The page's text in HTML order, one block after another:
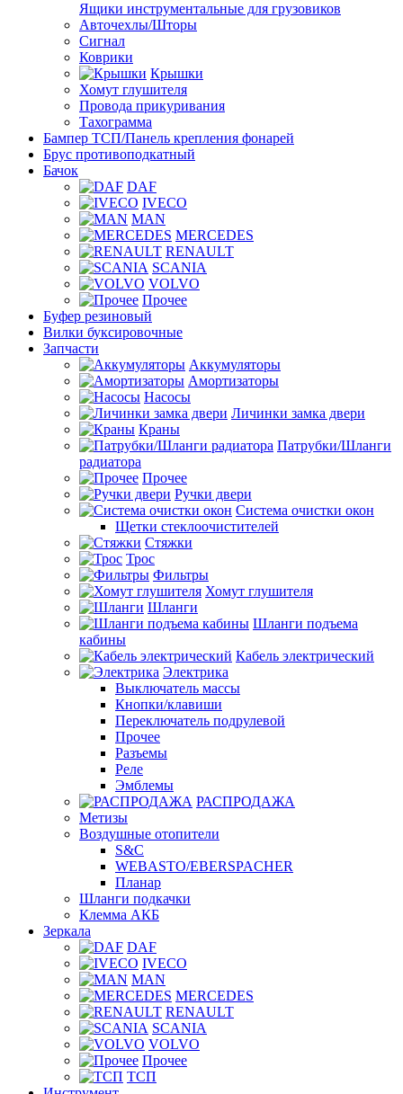
Ящики инструментальные для грузовиков
Авточехлы/Шторы
Сигнал
Коврики
Крышки
Хомут глушителя
Провода прикуривания
Тахограмма
Бампер ТСП/Панель крепления фонарей
Брус противоподкатный
Бачок
DAF
IVECO
MAN
MERCEDES
RENAULT
SCANIA
VOLVO
Прочее
Буфер резиновый
Вилки буксировочные
Запчасти
Аккумуляторы
Амортизаторы
Насосы
Личинки замка двери
Краны
Патрубки/Шланги
радиатора
Прочее
Ручки двери
Система очистки окон
Щетки стеклоочистителей
Стяжки
Трос
Фильтры
Хомут глушителя
Шланги
Шланги подъема
кабины
Кабель электрический
Электрика
Выключатель массы
Кнопки/клавиши
Переключатель подрулевой
Прочее
Разъемы
Реле
Эмблемы
РАСПРОДАЖА
Метизы
Воздушные отопители
S&C
WEBASTO/EBERSPACHER
Планар
Шланги подкачки
Клемма АКБ
Зеркала
DAF
IVECO
MAN
MERCEDES
RENAULT
SCANIA
VOLVO
Прочее
ТСП